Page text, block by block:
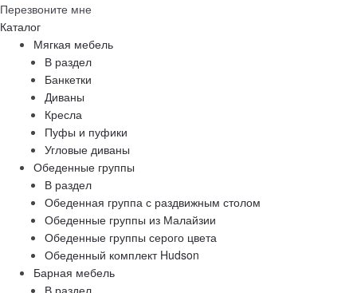
Перезвоните мне
Каталог
Мягкая мебель
В раздел
Банкетки
Диваны
Кресла
Пуфы и пуфики
Угловые диваны
Обеденные группы
В раздел
Обеденная группа с раздвижным столом
Обеденные группы из Малайзии
Обеденные группы серого цвета
Обеденный комплект Hudson
Барная мебель